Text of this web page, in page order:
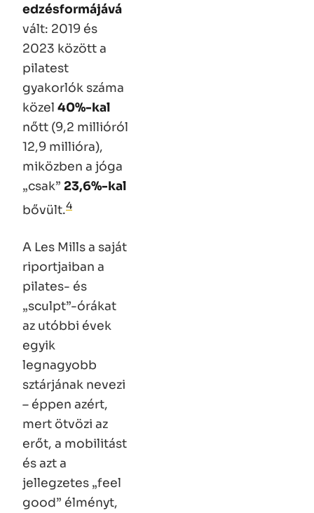
edzésformájává
vált: 2019 és
2023 között a
pilatest
gyakorlók száma
közel 40%-kal
nőtt (9,2 millióról
12,9 millióra),
miközben a jóga
„csak” 23,6%-kal
bővült.4
A Les Mills a saját
riportjaiban a
pilates- és
„sculpt”-órákat
az utóbbi évek
egyik
legnagyobb
sztárjának nevezi
– éppen azért,
mert ötvözi az
erőt, a mobilitást
és azt a
jellegzetes „feel
good” élményt,